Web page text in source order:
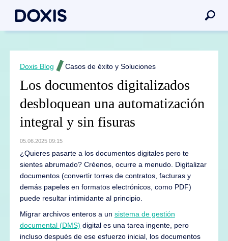
Doxis Blog Casos de éxito y Soluciones
Los documentos digitalizados
desbloquean una automatización
integral y sin fisuras
05.06.2025 09:15
¿Quieres pasarte a los documentos digitales pero te
sientes abrumado? Créenos, ocurre a menudo. Digitalizar
documentos (convertir torres de contratos, facturas y
demás papeles en formatos electrónicos, como PDF)
puede resultar intimidante al principio.
Migrar archivos enteros a un sistema de gestión
documental (DMS) digital es una tarea ingente, pero
incluso después de ese esfuerzo inicial, los documentos